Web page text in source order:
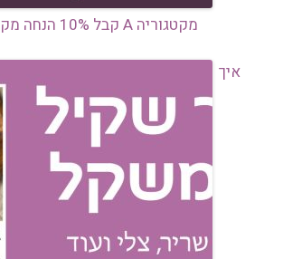
מקטגוריה A קבל 10% הנחה מקטגוריה B
איך